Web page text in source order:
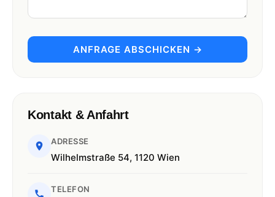
ANFRAGE ABSCHICKEN →
Kontakt & Anfahrt
ADRESSE
Wilhelmstraße 54, 1120 Wien
TELEFON